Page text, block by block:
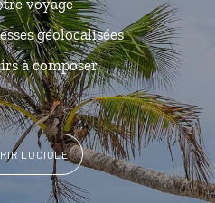
géolocalisées
à composer
LUCIOLE